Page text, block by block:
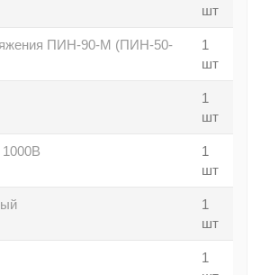
шт
ПИН-90-М (ПИН-50-
1
шт
1
шт
1
шт
1
шт
1